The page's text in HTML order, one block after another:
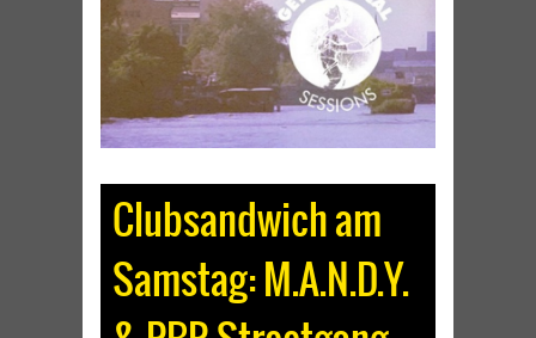
Clubsandwich am
Samstag: M.A.N.D.Y.